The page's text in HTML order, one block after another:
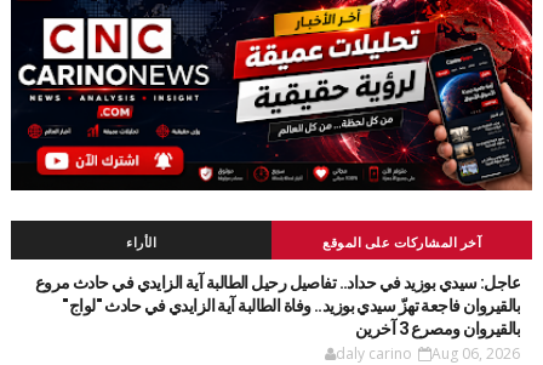
آخر المشاركات على الموقع الأراء
عاجل: سيدي بوزيد في حداد.. تفاصيل رحيل الطالبة آية الزايدي في حادث مروع
بالقيروان فاجعة تهزّ سيدي بوزيد.. وفاة الطالبة آية الزايدي في حادث "لواج"
بالقيروان ومصرع 3 آخرين
daly carino Aug 06, 2026